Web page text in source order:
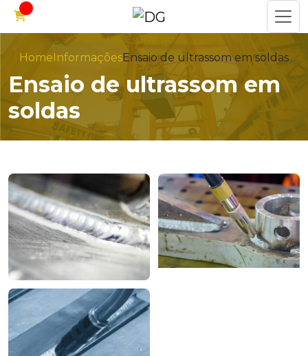
HomeInformaçõesEnsaio de ultrassom em soldas
Ensaio de ultrassom em
soldas